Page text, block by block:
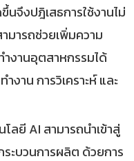
นจึงปฎิเสธการใช้งานไม่
มารถช่วยเพิ่มความ
ำงานอุตสาหกรรมได้
งาน การวิเคราะห์ และ
ลยี AI สามารถนำเข้าสู่
ะบวนการผลิต ด้วยการ